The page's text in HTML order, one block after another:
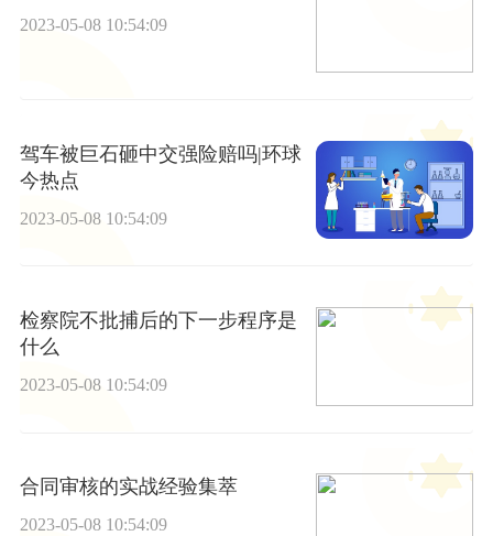
2023-05-08 10:54:09
驾车被巨石砸中交强险赔吗|环球
今热点
2023-05-08 10:54:09
检察院不批捕后的下一步程序是
什么
2023-05-08 10:54:09
合同审核的实战经验集萃
2023-05-08 10:54:09